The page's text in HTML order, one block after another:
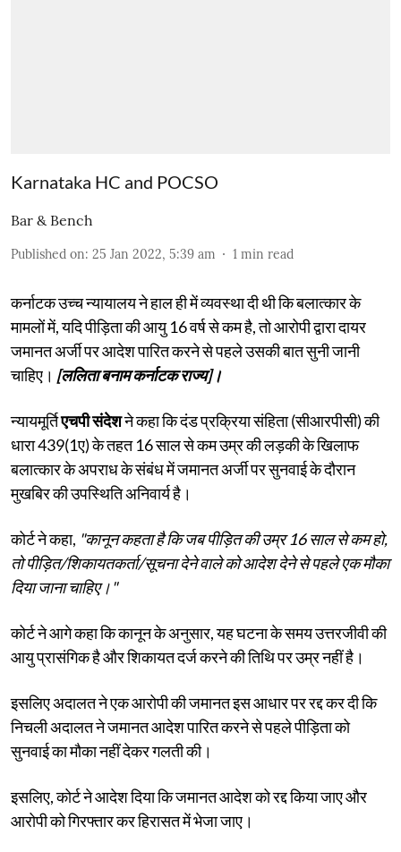
Karnataka HC and POCSO
Bar & Bench
Published on: 25 Jan 2022, 5:39 am 1 min read
कर्नाटक उच्च न्यायालय ने हाल ही में व्यवस्था दी थी कि बलात्कार के
मामलों में, यदि पीड़िता की आयु 16 वर्ष से कम है, तो आरोपी द्वारा दायर
जमानत अर्जी पर आदेश पारित करने से पहले उसकी बात सुनी जानी
चाहिए। [ललिता बनाम कर्नाटक राज्य]।
न्यायमूर्तिएचपी संदेशने कहा कि दंड प्रक्रिया संहिता (सीआरपीसी) की
धारा 439(1ए) के तहत 16 साल से कम उम्र की लड़की के खिलाफ
बलात्कार के अपराध के संबंध में जमानत अर्जी पर सुनवाई के दौरान
मुखबिर की उपस्थिति अनिवार्य है।
कोर्ट ने कहा, "कानून कहता है कि जब पीड़ित की उम्र 16 साल से कम हो,
तो पीड़ित/शिकायतकर्ता/सूचना देने वाले को आदेश देने से पहले एक मौका
दिया जाना चाहिए।"
कोर्ट ने आगे कहा कि कानून के अनुसार, यह घटना के समय उत्तरजीवी की
आयु प्रासंगिक है और शिकायत दर्ज करने की तिथि पर उम्र नहीं है।
इसलिए अदालत ने एक आरोपी की जमानत इस आधार पर रद्द कर दी कि
निचली अदालत ने जमानत आदेश पारित करने से पहले पीड़िता को
सुनवाई का मौका नहीं देकर गलती की।
इसलिए, कोर्ट ने आदेश दिया कि जमानत आदेश को रद्द किया जाए और
आरोपी को गिरफ्तार कर हिरासत में भेजा जाए।